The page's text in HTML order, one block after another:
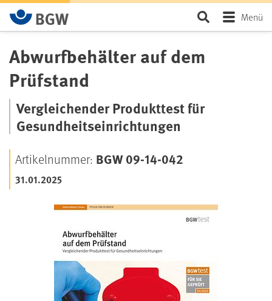
Zum Hauptinhalt springen SeiteMenü
Abwurfbehälter auf dem
Prüfstand
Vergleichender Produkttest für
Gesundheitseinrichtungen
Artikelnummer: BGW 09-14-042
31.01.2025